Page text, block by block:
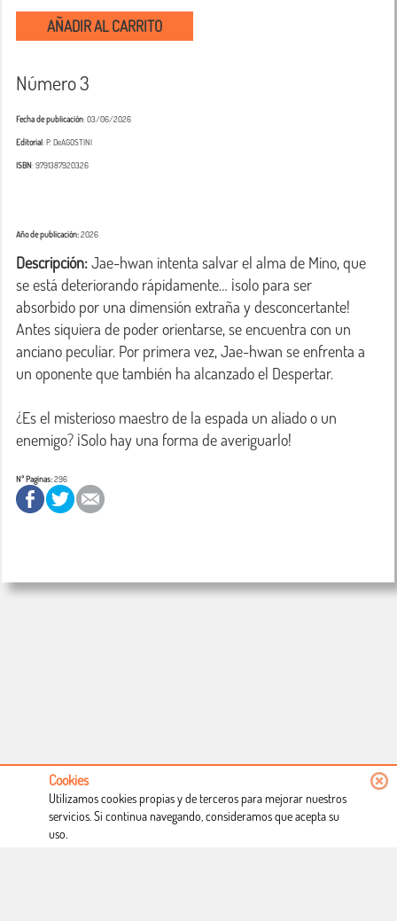
AÑADIR AL CARRITO
Número 3
Fecha de publicación: 03/06/2026
Editorial: P. DeAGOSTINI
ISBN: 9791387920326
Año de publicación:2026
Descripción: Jae-hwan intenta salvar el alma de Mino, que
se está deteriorando rápidamente… ¡solo para ser
absorbido por una dimensión extraña y desconcertante!
Antes siquiera de poder orientarse, se encuentra con un
anciano peculiar. Por primera vez, Jae-hwan se enfrenta a
un oponente que también ha alcanzado el Despertar.
¿Es el misterioso maestro de la espada un aliado o un
enemigo? ¡Solo hay una forma de averiguarlo!
Nº Paginas:296
Condiciones de uso
Cookies
Utilizamos cookies propias y de terceros para mejorar nuestros
servicios. Si continua navegando, consideramos que acepta su
uso.